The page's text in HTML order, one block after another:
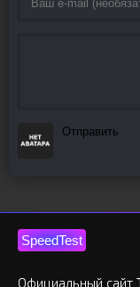
Отправить
SpeedTest
Официальный сайт